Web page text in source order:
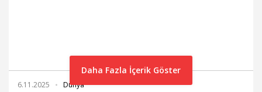
6.11.2025 Dünya
Daha Fazla İçerik Göster